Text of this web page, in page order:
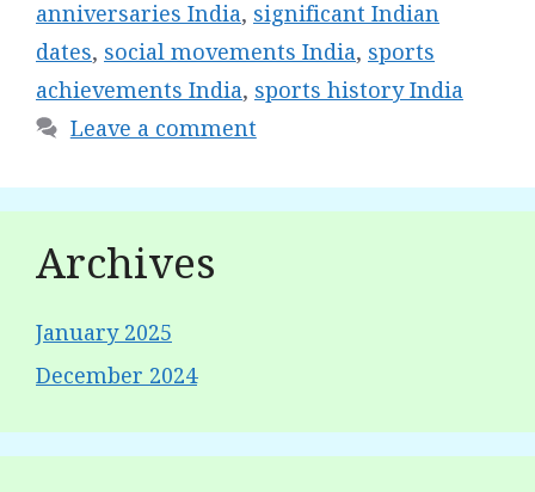
anniversaries India, significant Indian
dates, social movements India, sports
achievements India, sports history India
Leave a comment
Archives
January 2025
December 2024